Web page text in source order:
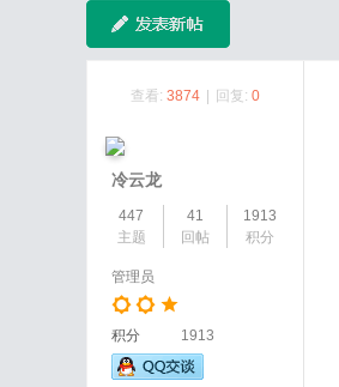
查看: 3874 回复: 0
冷云龙
447
主题
41
回帖
1913
积分
管理员
积分 1913